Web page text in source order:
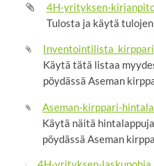
4H-yrityksen-
Tulosta ja käytä
Käytä tätä listaa
pöydässä Aseman
Aseman-kirppari-
Käytä näitä
pöydässä Aseman